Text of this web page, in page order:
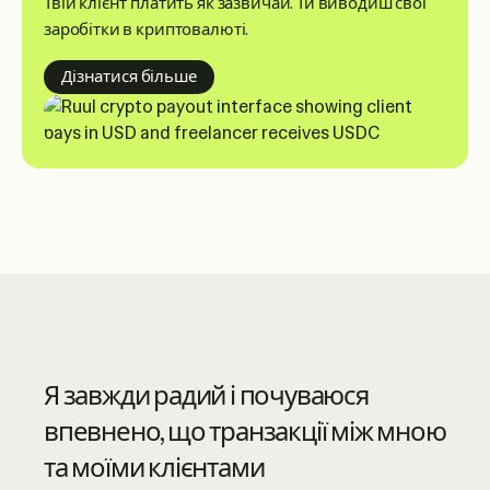
заробітки в криптовалюті.
Дізнатися більшеabout crypto payouts
Ruul — синонім сучасних онлайн-
сервісів із піком клієнтського
сервісу високого рівня. Вони дуже
Я завжди радий і почуваюся
впевнено, що транзакції між мною
та моїми клієнтами